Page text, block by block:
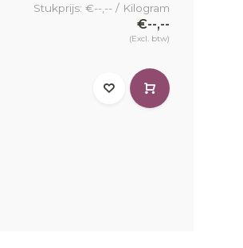
Stukprijs: €--,-- / Kilogram
€--,--
(Excl. btw)